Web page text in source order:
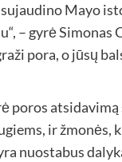
Mayo
– gyrė Simonas
pora, o jūsų
poros atsidavimą
ir žmonės,
nuostabus